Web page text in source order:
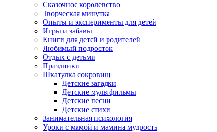
Сказочное королевство
Творческая минутка
Опыты и эксперименты для детей
Игры и забавы
Книги для детей и родителей
Любимый подросток
Отдых с детьми
Праздники
Шкатулка сокровищ
Детские загадки
Детские мультфильмы
Детские песни
Детские стихи
Занимательная психология
Уроки с мамой и мамина мудрость